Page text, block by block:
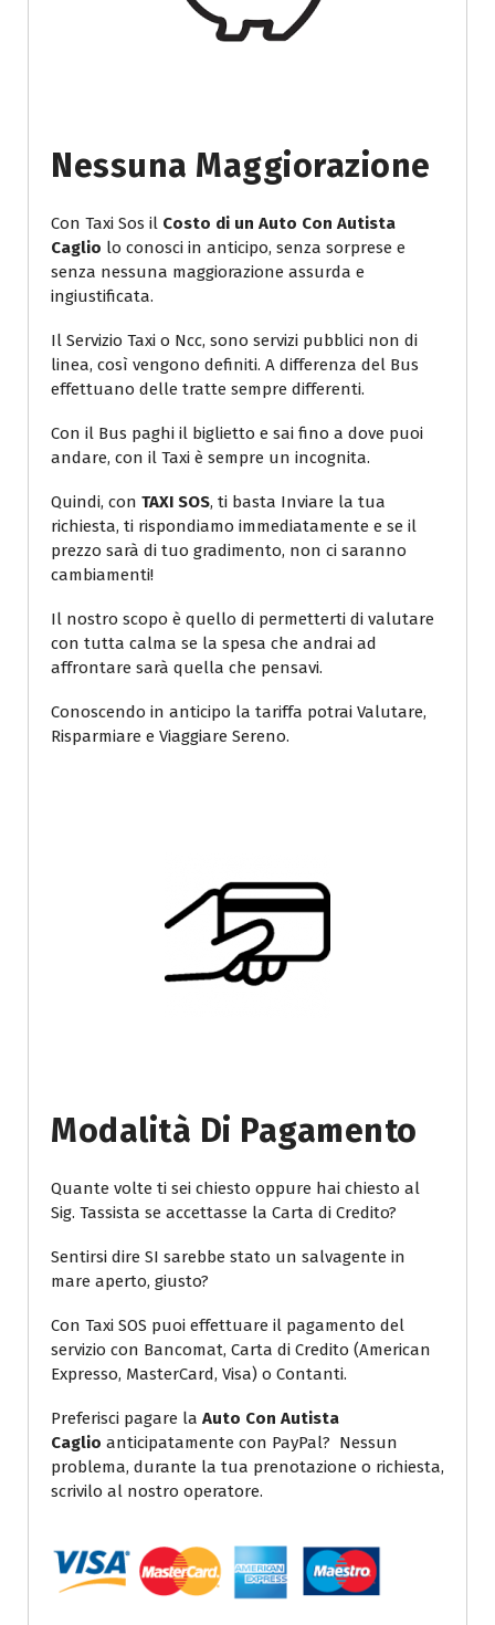
Nessuna Maggiorazione
Con Taxi Sos il Costo di un Auto Con Autista
Caglio lo conosci in anticipo, senza sorprese e
senza nessuna maggiorazione assurda e
ingiustificata.
Il Servizio Taxi o Ncc, sono servizi pubblici non di
linea, così vengono definiti. A differenza del Bus
effettuano delle tratte sempre differenti.
Con il Bus paghi il biglietto e sai fino a dove puoi
andare, con il Taxi è sempre un incognita.
Quindi, con TAXI SOS, ti basta Inviare la tua
richiesta, ti rispondiamo immediatamente e se il
prezzo sarà di tuo gradimento, non ci saranno
cambiamenti!
Il nostro scopo è quello di permetterti di valutare
con tutta calma se la spesa che andrai ad
affrontare sarà quella che pensavi.
Conoscendo in anticipo la tariffa potrai Valutare,
Risparmiare e Viaggiare Sereno.
Modalità Di Pagamento
Quante volte ti sei chiesto oppure hai chiesto al
Sig. Tassista se accettasse la Carta di Credito?
Sentirsi dire SI sarebbe stato un salvagente in
mare aperto, giusto?
Con Taxi SOS puoi effettuare il pagamento del
servizio con Bancomat, Carta di Credito (American
Expresso, MasterCard, Visa) o Contanti.
Preferisci pagare la Auto Con Autista
Caglio anticipatamente con PayPal? Nessun
problema, durante la tua prenotazione o richiesta,
scrivilo al nostro operatore.